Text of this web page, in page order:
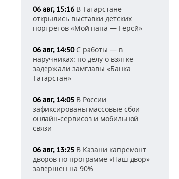
06 авг, 15:16 В Татарстане
открылись выставки детских
портретов «Мой папа — Герой»
06 авг, 14:50С работы — в
наручниках: по делу о взятке
задержали замглавы «Банка
Татарстан»
06 авг, 14:05 В России
зафиксированы массовые сбои
онлайн-сервисов и мобильной
связи
06 авг, 13:25 В Казани капремонт
дворов по программе «Наш двор»
завершен на 90%